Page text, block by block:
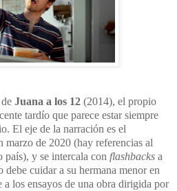
Juana a los 12 (2014), el propio
tardío que parece estar siempre
El eje de la narración es el
marzo de 2020 (hay referencias al
y se intercala con flashbacks a
cuidar a su hermana menor en
a los ensayos de una obra dirigida por